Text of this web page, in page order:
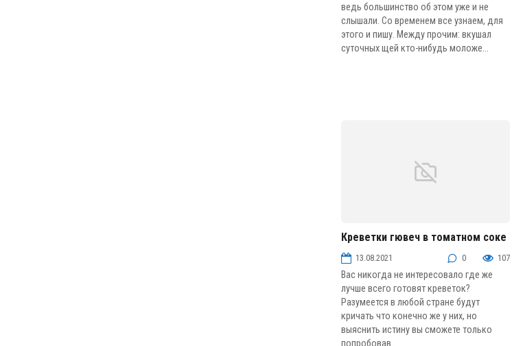
ведь большинство об этом уже и не
слышали. Со временем все узнаем, для
этого и пишу. Между прочим: вкушал
суточных щей кто-нибудь моложе...
Креветки гювеч в томатном соке
13.08.2021 0 107
Вас никогда не интересовало где же
лучше всего готовят креветок?
Разумеется в любой стране будут
кричать что конечно же у них, но
выяснить истину вы сможете только